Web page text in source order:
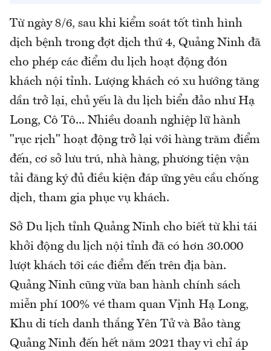
Từ ngày 8/6, sau khi kiểm soát tốt tình hình
dịch bệnh trong đợt dịch thứ 4, Quảng Ninh đã
cho phép các điểm du lịch hoạt động đón
khách nội tỉnh. Lượng khách có xu hướng tăng
dần trở lại, chủ yếu là du lịch biển đảo như Hạ
Long, Cô Tô... Nhiều doanh nghiệp lữ hành
"rục rịch" hoạt động trở lại với hàng trăm điểm
đến, cơ sở lưu trú, nhà hàng, phương tiện vận
tải đăng ký đủ điều kiện đáp ứng yêu cầu chống
dịch, tham gia phục vụ khách.
Sở Du lịch tỉnh Quảng Ninh cho biết từ khi tái
khởi động du lịch nội tỉnh đã có hơn 30.000
lượt khách tới các điểm đến trên địa bàn.
Quảng Ninh cũng vừa ban hành chính sách
miễn phí 100% vé tham quan Vịnh Hạ Long,
Khu di tích danh thắng Yên Tử và Bảo tàng
Quảng Ninh đến hết năm 2021 thay vì chỉ áp